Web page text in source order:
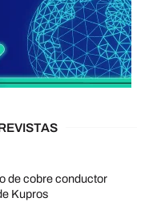
de cobre conductor
Kupros